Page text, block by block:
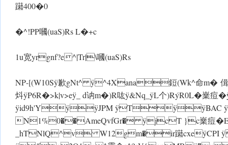
躤400�0
�^!PP嘓(uaS)Rs L�+c
1u宽yrgnf?e^|Tr|\嘓(uaS)Rs
NP-[(W10S ÿ歉gNt^ ÿ^4Xana鋀(Wk^命m� 偮
炓 ÿP6R�>k|v>e ÿ_  d讷m�)R吰 ÿ&Nq_ÿL个)RýR0L�嶪痘
ÿid9h'YÿÿJPM
N1%0��AmeQvfGr� ÿjcT }c嶪痘
_hTNlQ^v W12gm�ir躤cxeÿCPI